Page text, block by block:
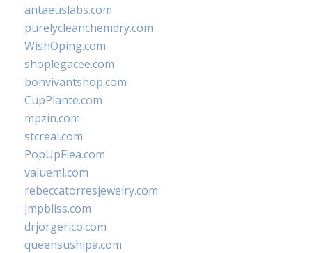
antaeuslabs.com
purelycleanchemdry.com
WishOping.com
shoplegacee.com
bonvivantshop.com
CupPlante.com
mpzin.com
stcreal.com
PopUpFlea.com
valueml.com
rebeccatorresjewelry.com
jmpbliss.com
drjorgerico.com
queensushipa.com